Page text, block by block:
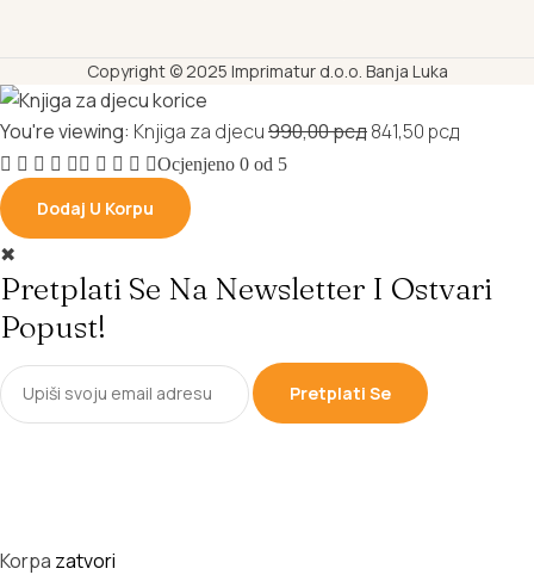
Copyright © 2025 Imprimatur d.o.o. Banja Luka
You're viewing: Knjiga za djecu990,00рсдOriginal
841,50 рсдCurrent
Ocjenjeno 0 od 5
Dodaj U Korpu
✖
Pretplati Se Na Newsletter I Ostvari
Popust!
Pretplati Se
Korpa zatvori